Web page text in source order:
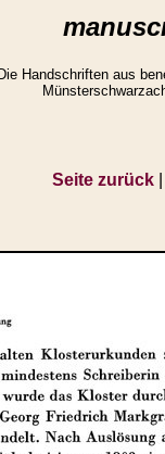
Handschriften aus
Seite zurück|